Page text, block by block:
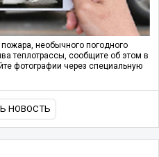
необычного погодного
теплотрассы, сообщите об этом в
фотографии через специальную
НОВОСТЬ